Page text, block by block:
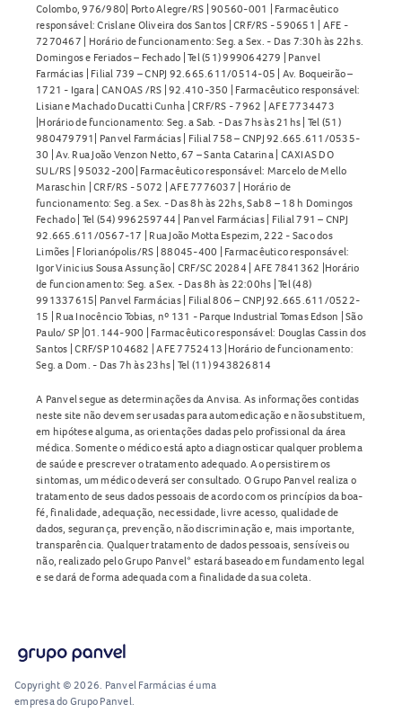
Colombo, 976/980| Porto Alegre/RS | 90560-001 | Farmacêutico
responsável: Crislane Oliveira dos Santos | CRF/RS - 590651 | AFE -
7270467 | Horário de funcionamento: Seg. a Sex. - Das 7:30h às 22hs.
Domingos e Feriados – Fechado | Tel (51) 999064279 | Panvel
Farmácias | Filial 739 – CNPJ 92.665.611/0514-05 | Av. Boqueirão –
1721 - Igara | CANOAS /RS | 92.410-350 | Farmacêutico responsável:
Lisiane Machado Ducatti Cunha | CRF/RS - 7962 | AFE 7734473
|Horário de funcionamento: Seg. a Sab. - Das 7hs às 21hs | Tel (51)
980479791| Panvel Farmácias | Filial 758 – CNPJ 92.665.611/0535-
30 | Av. Rua João Venzon Netto, 67 – Santa Catarina | CAXIAS DO
SUL/RS | 95032-200| Farmacêutico responsável: Marcelo de Mello
Maraschin | CRF/RS - 5072 | AFE 7776037 | Horário de
funcionamento: Seg. a Sex. - Das 8h às 22hs, Sab 8 – 18 h Domingos
Fechado | Tel (54) 996259744 | Panvel Farmácias | Filial 791 – CNPJ
92.665.611/0567-17 | Rua João Motta Espezim, 222 - Saco dos
Limões | Florianópolis/RS | 88045-400 | Farmacêutico responsável:
Igor Vinicius Sousa Assunção | CRF/SC 20284 | AFE 7841362 |Horário
de funcionamento: Seg. a Sex. - Das 8h às 22:00hs | Tel (48)
991337615| Panvel Farmácias | Filial 806 – CNPJ 92.665.611/0522-
15 | Rua Inocêncio Tobias, nº 131 - Parque Industrial Tomas Edson | São
Paulo/ SP |01.144-900 | Farmacêutico responsável: Douglas Cassin dos
Santos | CRF/SP 104682 | AFE 7752413 |Horário de funcionamento:
Seg. a Dom. - Das 7h às 23hs | Tel (11) 943826814
A Panvel segue as determinações da Anvisa. As informações contidas
neste site não devem ser usadas para automedicação e não substituem,
em hipótese alguma, as orientações dadas pelo profissional da área
médica. Somente o médico está apto a diagnosticar qualquer problema
de saúde e prescrever o tratamento adequado. Ao persistirem os
sintomas, um médico deverá ser consultado. O Grupo Panvel realiza o
tratamento de seus dados pessoais de acordo com os princípios da boa-
fé, finalidade, adequação, necessidade, livre acesso, qualidade de
dados, segurança, prevenção, não discriminação e, mais importante,
transparência. Qualquer tratamento de dados pessoais, sensíveis ou
não, realizado pelo Grupo Panvel* estará baseado em fundamento legal
e se dará de forma adequada com a finalidade da sua coleta.
Copyright © 2026. Panvel Farmácias é uma
empresa do Grupo Panvel.